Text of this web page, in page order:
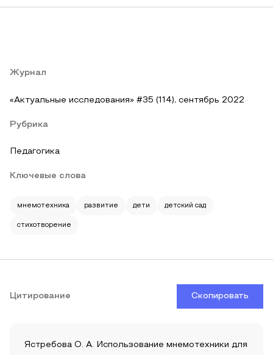
Журнал
«Актуальные исследования» #35 (114), сентябрь 2022
Рубрика
Педагогика
Ключевые слова
мнемотехника развитие дети детский сад
стихотворение
Цитирование Скопировать
Ястребова О. А. Использование мнемотехники для